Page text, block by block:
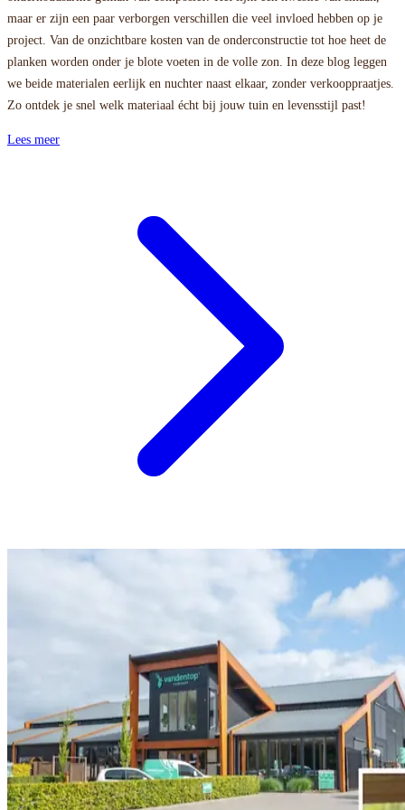
maar er zijn een paar verborgen verschillen die veel invloed hebben op je
project. Van de onzichtbare kosten van de onderconstructie tot hoe heet de
planken worden onder je blote voeten in de volle zon. In deze blog leggen
we beide materialen eerlijk en nuchter naast elkaar, zonder verkooppraatjes.
Zo ontdek je snel welk materiaal écht bij jouw tuin en levensstijl past!
Lees meer